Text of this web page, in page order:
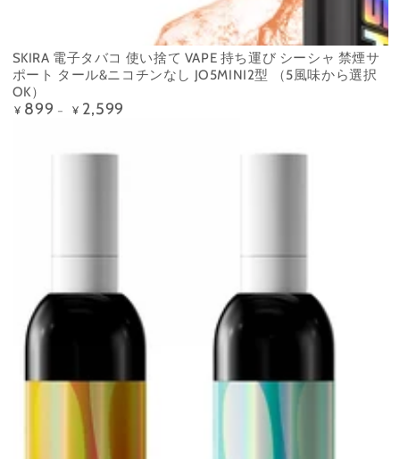
SKIRA 電子タバコ 使い捨て VAPE 持ち運び シーシャ 禁煙サ
ポート タール&ニコチンなし JO5MINI2型 （5風味から選択
OK）
定
¥ 899 ¥ 2,599